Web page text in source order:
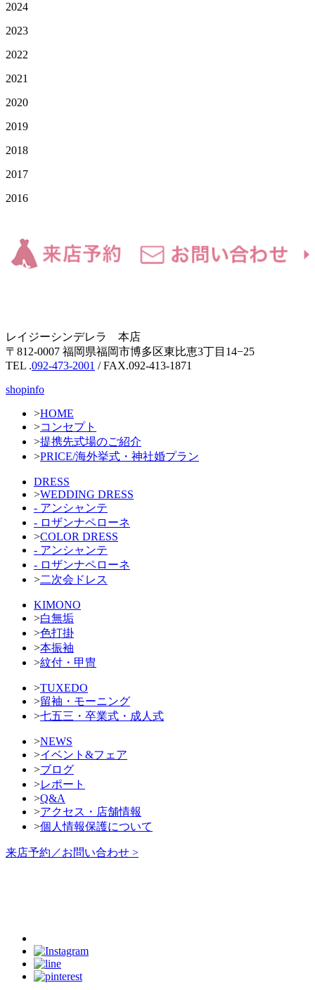
2024
2023
2022
2021
2020
2019
2018
2017
2016
レイジーシンデレラ 本店
〒812-0007 福岡県福岡市博多区東比恵3丁目14−25
TEL .092-473-2001 / FAX.092-413-1871
shopinfo
>HOME
>コンセプト
>提携先式場のご紹介
>PRICE/海外挙式・神社婚プラン
DRESS
>WEDDING DRESS
- アンシャンテ
- ロザンナペローネ
>COLOR DRESS
- アンシャンテ
- ロザンナペローネ
>二次会ドレス
KIMONO
>白無垢
>色打掛
>本振袖
>紋付・甲冑
>TUXEDO
>留袖・モーニング
>七五三・卒業式・成人式
>NEWS
>イベント&フェア
>ブログ
>レポート
>Q&A
>アクセス・店舗情報
>個人情報保護について
来店予約／お問い合わせ >